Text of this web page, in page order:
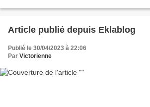
Article publié depuis Eklablog
Publié le 30/04/2023 à 22:06
Par Victorienne